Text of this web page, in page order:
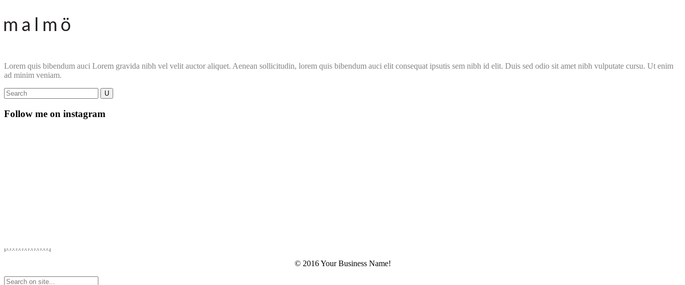
Lorem quis bibendum auci Lorem gravida nibh vel velit auctor aliquet. Aenean sollicitudin, lorem quis bibendum auci elit consequat ipsutis sem nibh id elit. Duis sed odio sit amet nibh vulputate cursu. Ut enim
ad minim veniam.
Follow me on instagram
© 2016 Your Business Name!